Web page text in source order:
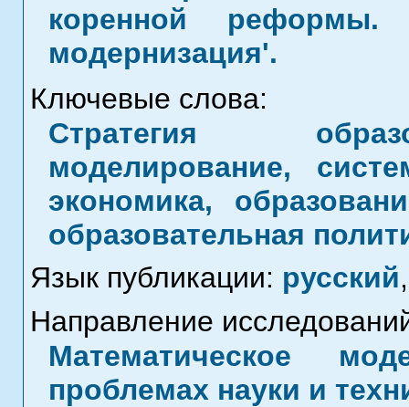
коренной
модернизация'.
Ключевые слова:
Стратегия
моделирование,
экономика,
образовательная
Язык публикации: русский,
Направление
Математическое
проблемах науки и